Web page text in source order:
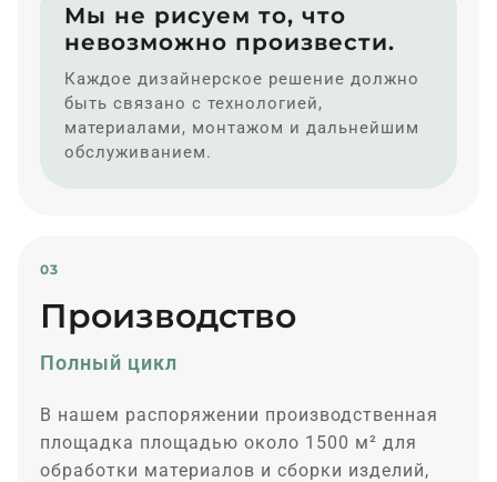
Мы не рисуем то, что
невозможно произвести.
Каждое дизайнерское решение должно
быть связано с технологией,
материалами, монтажом и дальнейшим
обслуживанием.
03
Производство
Полный цикл
В нашем распоряжении производственная
площадка площадью около 1500 м² для
обработки материалов и сборки изделий,